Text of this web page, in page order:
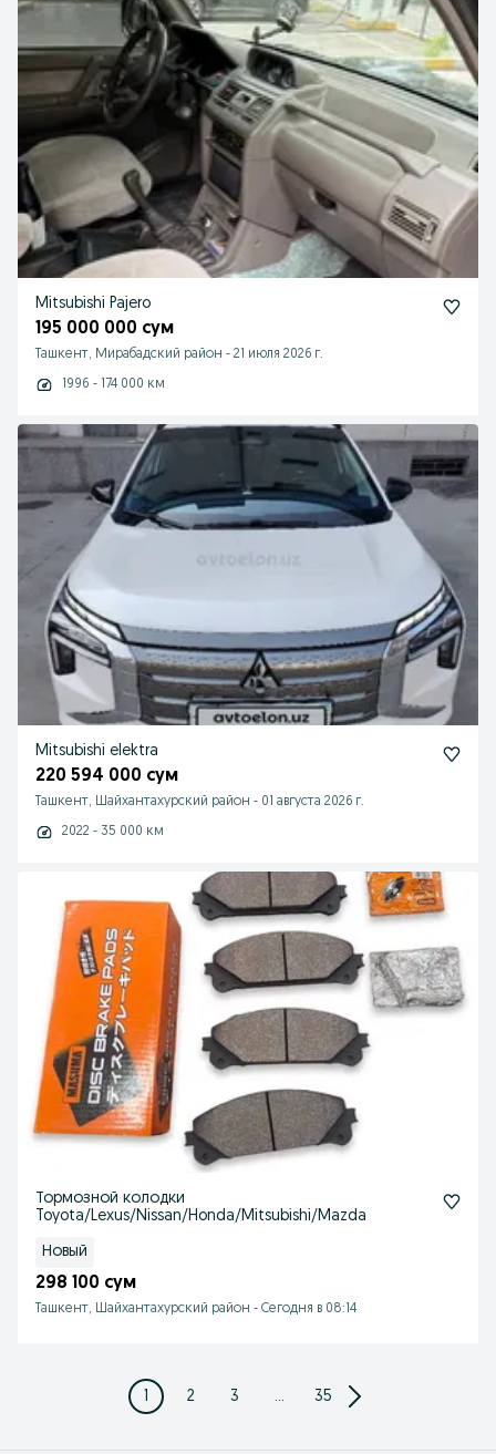
Mitsubishi Pajero
195 000 000 сум
Ташкент, Мирабадский район - 21 июля 2026 г.
1996 - 174 000 км
Mitsubishi elektra
220 594 000 сум
Ташкент, Шайхантахурский район - 01 августа 2026 г.
2022 - 35 000 км
Тормозной колодки
Toyota/Lexus/Nissan/Honda/Mitsubishi/Mazda
Новый
298 100 сум
Ташкент, Шайхантахурский район - Сегодня в 08:14
1 2 3 ... 35